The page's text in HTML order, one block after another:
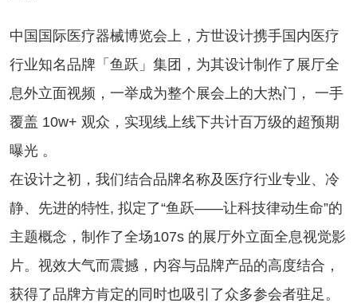
中国国际医疗器械博览会上，方世设计携手国内医疗
行业知名品牌「鱼跃」集团，为其设计制作了展厅全
息外立面视频，一举成为整个展会上的大热门， 一手
覆盖 10w+ 观众，实现线上线下共计百万级的超预期
曝光 。
在设计之初，我们结合品牌名称及医疗行业专业、冷
静、先进的特性, 拟定了“鱼跃——让科技律动生命”的
主题概念，制作了全场107s 的展厅外立面全息视觉影
片。视效大气而震撼，内容与品牌产品的高度结合，
获得了品牌方肯定的同时也吸引了众多参会者驻足。